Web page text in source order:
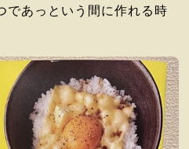
であっという間に作れる時